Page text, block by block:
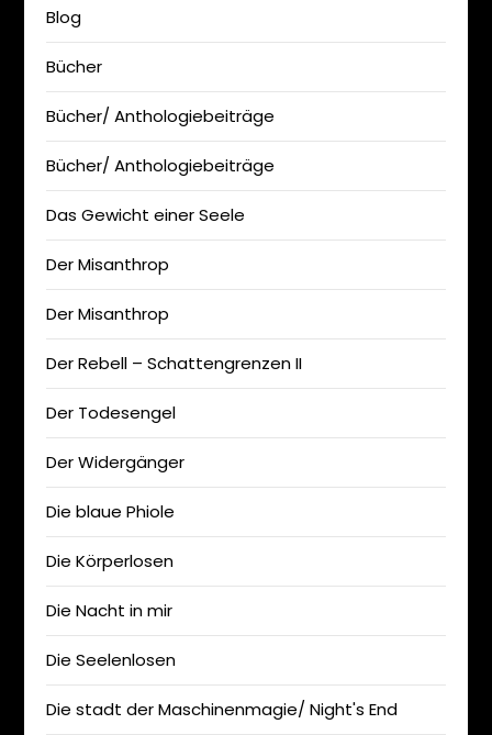
Blog
Bücher
Bücher/ Anthologiebeiträge
Bücher/ Anthologiebeiträge
Das Gewicht einer Seele
Der Misanthrop
Der Misanthrop
Der Rebell – Schattengrenzen II
Der Todesengel
Der Widergänger
Die blaue Phiole
Die Körperlosen
Die Nacht in mir
Die Seelenlosen
Die stadt der Maschinenmagie/ Night's End